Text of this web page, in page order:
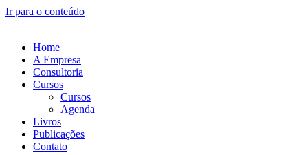
Ir para o conteúdo
Home
A Empresa
Consultoria
Cursos
Cursos
Agenda
Livros
Publicações
Contato